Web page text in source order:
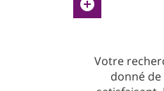
Votre
donné